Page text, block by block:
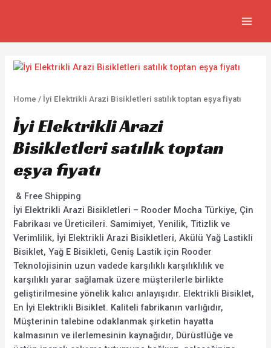
Home / İyi Elektrikli Arazi Bisikletleri satılık toptan eşya fiyatı
İyi Elektrikli Arazi
Bisikletleri satılık toptan
eşya fiyatı
& Free Shipping
İyi Elektrikli Arazi Bisikletleri – Rooder Mocha Türkiye, Çin
Fabrikası ve Üreticileri. Samimiyet, Yenilik, Titizlik ve
Verimlilik, İyi Elektrikli Arazi Bisikletleri, Akülü Yağ Lastikli
Bisiklet, Yağ E Bisikleti, Geniş Lastik için Rooder
Teknolojisinin uzun vadede karşılıklı karşılıklılık ve
karşılıklı yarar sağlamak üzere müşterilerle birlikte
geliştirilmesine yönelik kalıcı anlayışıdır. Elektrikli Bisiklet,
En İyi Elektrikli Bisiklet. Kaliteli fabrikanın varlığıdır,
Müşterinin talebine odaklanmak şirketin hayatta
kalmasının ve ilerlemesinin kaynağıdır, Dürüstlüğe ve